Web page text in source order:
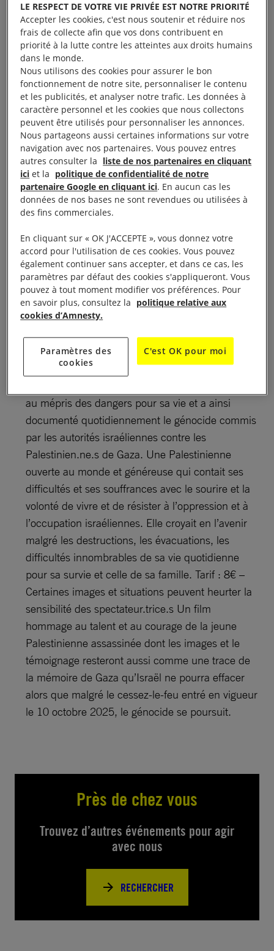
Ciné-Débat « Put your soul on your hand and walk »
de Sepideh Farsi
20h30 Cinéma Olympia
photojournaliste indépendante palestinienne qui
vivait dans la Bande de Gaza. Elle était née en
l’an 2000, allait se marier quand elle a été tuée le
16 avril 2025 par une frappe israélienne avec 10
membres de sa famille, dans le cadre d’une
attaque délibérée. Depuis près d’un an, elle avait
mené malgré les difficultés des conversations par
portable avec la cinéaste Sepideh Farsi. Elle avait
au mépris des dangers pour sa vie et a ainsi
documenté quotidiennement le génocide commis
par les autorités israéliennes contre les
Palestinien.ne.s de Gaza. Une Palestinienne
ouverte au monde et généreuse qui contait ses
difficultés et ses souffrances avec le sourire et la
volonté de vivre et de résister à l’oppression et à
l’occupation israéliennes. Elle croyait en l’avenir
malgré les destructions, les évacuations, les
difficultés innombrables de sa vie quotidienne
pour sa survie et celle de sa famille. Tarif : 8€ –
Certaines images et situations peuvent heurter la
sensibilité des spectateur.trice.s Un film
hommage au talent et au courage de la jeune
Palestinienne assassinée dont les images et le
témoignage resteront aussi comme une trace de
la mémoire de Gaza qu’Israël ne pourra effacer
alors que malgré le cessez-le-feu entré en vigueur
le 10 octobre 2025, le génocide se poursuit.
Près de chez vous
Trouvez d’autres événements pour agir
avec nous
RECHERCHER
LE RESPECT DE VOTRE VIE PRIVÉE EST NOTRE PRIORITÉ
Accepter les cookies, c'est nous soutenir et réduire nos
frais de collecte afin que vos dons contribuent en
priorité à la lutte contre les atteintes aux droits humains
dans le monde.
Nous utilisons des cookies pour assurer le bon
fonctionnement de notre site, personnaliser le contenu
et les publicités, et analyser notre trafic. Les données à
caractère personnel et les cookies que nous collectons
peuvent être utilisés pour personnaliser les annonces.
Nous partageons aussi certaines informations sur votre
navigation avec nos partenaires. Vous pouvez entres
autres consulter la liste de nos partenaires en cliquant
ici et la politique de confidentialité de notre
partenaire Google en cliquant ici. En aucun cas les
données de nos bases ne sont revendues ou utilisées à
des fins commerciales.
En cliquant sur « OK J'ACCEPTE », vous donnez votre
accord pour l'utilisation de ces cookies. Vous pouvez
également continuer sans accepter, et dans ce cas, les
paramètres par défaut des cookies s'appliqueront. Vous
pouvez à tout moment modifier vos préférences. Pour
en savoir plus, consultez la politique relative aux
cookies d’Amnesty.
Paramètres des
cookies
C'est OK pour moi